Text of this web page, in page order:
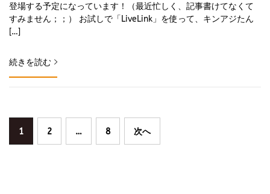
登場する予定になっています！（最近忙しく、記事書けてなくて
すみません；；） お試しで「LiveLink」を使って、キンアジたん
[…]
続きを読む
投
稿
1 2 … 8 次へ